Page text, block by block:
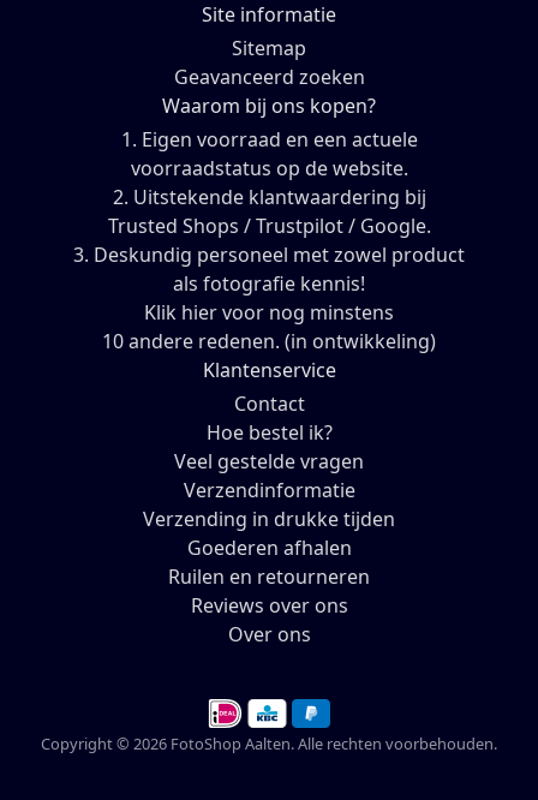
Site informatie
Sitemap
Geavanceerd zoeken
Waarom bij ons kopen?
1. Eigen voorraad en een actuele
voorraadstatus op de website.
2. Uitstekende klantwaardering bij
Trusted Shops / Trustpilot / Google.
3. Deskundig personeel met zowel product
als fotografie kennis!
Klik hier voor nog minstens
10 andere redenen. (in ontwikkeling)
Klantenservice
Contact
Hoe bestel ik?
Veel gestelde vragen
Verzendinformatie
Verzending in drukke tijden
Goederen afhalen
Ruilen en retourneren
Reviews over ons
Over ons
Copyright © 2026 FotoShop Aalten. Alle rechten voorbehouden.